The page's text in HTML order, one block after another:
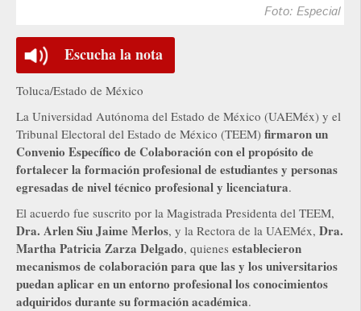
Foto: Especial
Escucha la nota
Toluca/Estado de México
La Universidad Autónoma del Estado de México (UAEMéx) y el
Tribunal Electoral del Estado de México (TEEM) firmaron un
Convenio Específico de Colaboración con el propósito de
fortalecer la formación profesional de estudiantes y personas
egresadas de nivel técnico profesional y licenciatura.
El acuerdo fue suscrito por la Magistrada Presidenta del TEEM,
Dra. Arlen Siu Jaime Merlos, y la Rectora de la UAEMéx, Dra.
Martha Patricia Zarza Delgado, quienes establecieron
mecanismos de colaboración para que las y los universitarios
puedan aplicar en un entorno profesional los conocimientos
adquiridos durante su formación académica.